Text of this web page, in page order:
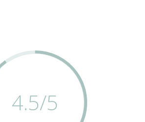
4.5/5